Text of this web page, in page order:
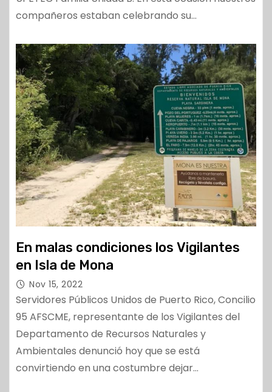
compañeros estaban celebrando su…
En malas condiciones los Vigilantes
en Isla de Mona
Nov 15, 2022
Servidores Públicos Unidos de Puerto Rico, Concilio
95 AFSCME, representante de los Vigilantes del
Departamento de Recursos Naturales y
Ambientales denunció hoy que se está
convirtiendo en una costumbre dejar…